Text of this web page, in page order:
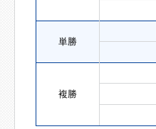
単勝
複勝